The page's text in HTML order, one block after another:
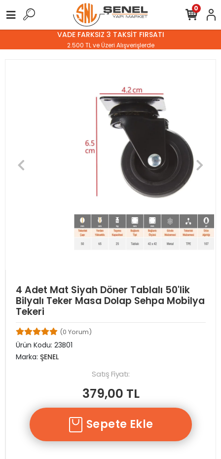
VADE FARKSIZ 3 TAKSİT FIRSATI
2.500 TL ve Üzeri Alışverişlerde
0
4 Adet Mat Siyah Döner Tablalı 50'lik
Bilyalı Teker Masa Dolap Sehpa Mobilya
Tekeri
(0 Yorum)
Ürün Kodu: 23B01
Marka: ŞENEL
Satış Fiyatı:
379,00 TL
Sepete Ekle